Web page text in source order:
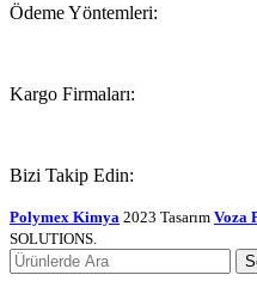
Ödeme Yöntemleri:
Kargo Firmaları:
Bizi Takip Edin:
Polymex Kimya 2023 Tasarım Voza
SOLUTIONS.